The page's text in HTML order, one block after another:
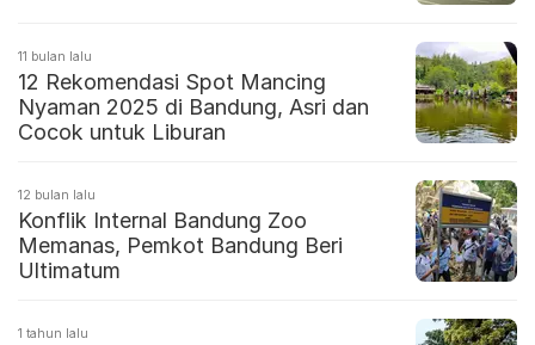
11 bulan lalu
12 Rekomendasi Spot Mancing
Nyaman 2025 di Bandung, Asri dan
Cocok untuk Liburan
12 bulan lalu
Konflik Internal Bandung Zoo
Memanas, Pemkot Bandung Beri
Ultimatum
1 tahun lalu